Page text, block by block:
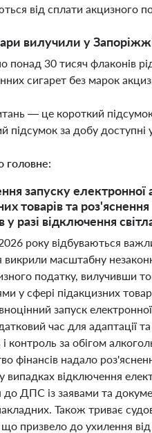
від сплати акцизного
вилучили у
понад 30 тисяч флаконів
сигарет без марок
— це короткий
підсумок за добу доступні
головне:
запуску
товарів та
у разі відключення
року відбуваються
масштабну
податку, вилучивши
у сфері підакцизних
запуск
час для адаптації
і контроль за обігом
фінансів надало
у випадках відключення
до ДПС із заявами та
Також триває
призвело до ухилення